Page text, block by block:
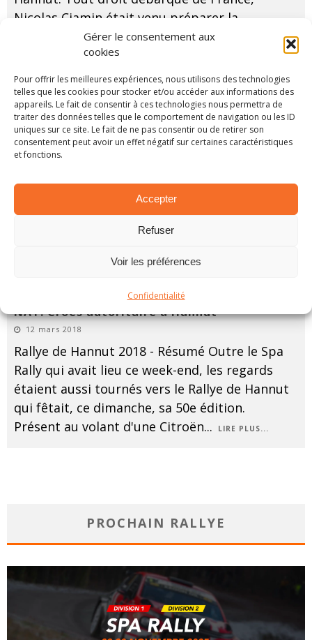
Gérer le consentement aux
cookies
Pour offrir les meilleures expériences, nous utilisons des technologies
telles que les cookies pour stocker et/ou accéder aux informations des
appareils. Le fait de consentir à ces technologies nous permettra de
traiter des données telles que le comportement de navigation ou les ID
uniques sur ce site. Le fait de ne pas consentir ou de retirer son
consentement peut avoir un effet négatif sur certaines caractéristiques
et fonctions.
Accepter
Refuser
Voir les préférences
Confidentialité
Nicolas Ciamin était venu préparer la
première manche du championnat de France.
NAT: Croes autoritaire à Hannut
12 mars 2018
Rallye de Hannut 2018 - Résumé Outre le Spa
Rally qui avait lieu ce week-end, les regards
étaient aussi tournés vers le Rallye de Hannut
qui fêtait, ce dimanche, sa 50e édition.
Présent au volant d'une Citroën... LIRE PLUS...
PROCHAIN RALLYE